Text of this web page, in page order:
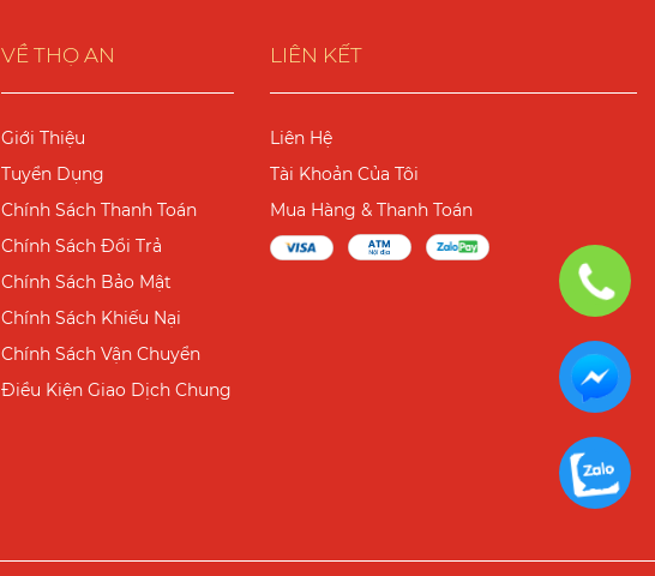
VỀ THỌ AN
Giới Thiệu
Tuyển Dụng
Chính Sách Thanh Toán
Chính Sách Đổi Trả
Chính Sách Bảo Mật
Chính Sách Khiếu Nại
Chính Sách Vận Chuyển
Điều Kiện Giao Dịch Chung
LIÊN KẾT
Liên Hệ
Tài Khoản Của Tôi
Mua Hàng & Thanh Toán